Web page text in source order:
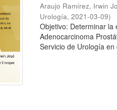
Araujo Ramírez, Irwin
Urología,2021-03-09)
Objetivo: Determinar la
Adenocarcinoma
Servicio de Urología en